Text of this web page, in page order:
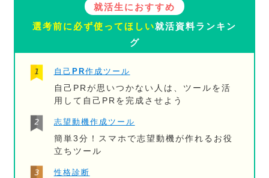
就活生におすすめ
選考前に必ず使ってほしい就活資料ランキン
グ
自己PR作成ツール
自己PRが思いつかない人は、ツールを活
用して自己PRを完成させよう
志望動機作成ツール
簡単3分！スマホで志望動機が作れるお役
立ちツール
性格診断